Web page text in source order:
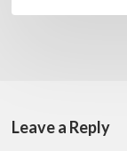
Leave a Reply